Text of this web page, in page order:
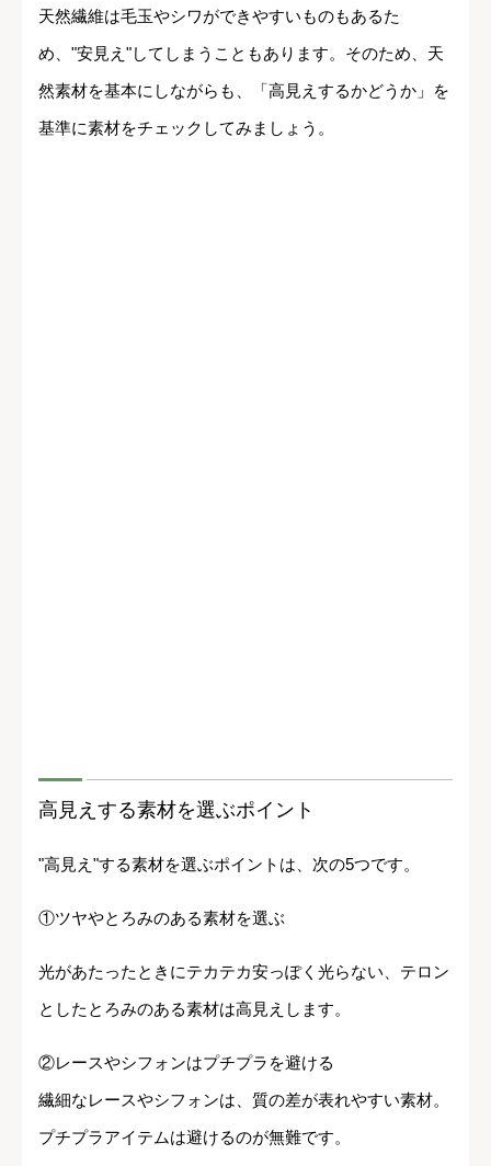
天然繊維は毛玉やシワができやすいものもあるた
め、"安見え"してしまうこともあります。そのため、天
然素材を基本にしながらも、「高見えするかどうか」を
基準に素材をチェックしてみましょう。
高見えする素材を選ぶポイント
"高見え"する素材を選ぶポイントは、次の5つです。
①ツヤやとろみのある素材を選ぶ
光があたったときにテカテカ安っぽく光らない、テロン
としたとろみのある素材は高見えします。
②レースやシフォンはプチプラを避ける
繊細なレースやシフォンは、質の差が表れやすい素材。
プチプラアイテムは避けるのが無難です。